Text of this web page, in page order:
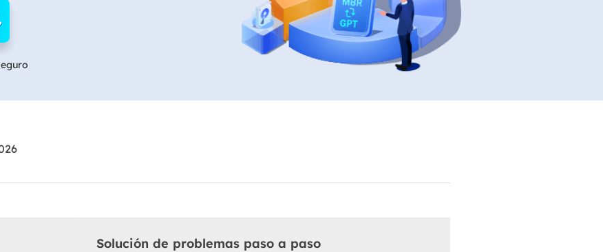
Recovery
& Reparar archivos EDB.
bases de datos MS SQL.
Deploy Manager
Despliegue inteligente de Windows.
Video Editor
Editor de videos intuitivo.
Video Downloader
Descargador de vídeo/audio online.
Video Converter
Solución de problemas paso a paso